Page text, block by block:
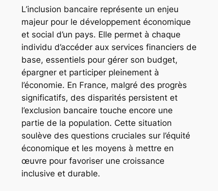
L’inclusion bancaire représente un enjeu
majeur pour le développement économique
et social d’un pays. Elle permet à chaque
individu d’accéder aux services financiers de
base, essentiels pour gérer son budget,
épargner et participer pleinement à
l’économie. En France, malgré des progrès
significatifs, des disparités persistent et
l’exclusion bancaire touche encore une
partie de la population. Cette situation
soulève des questions cruciales sur l’équité
économique et les moyens à mettre en
œuvre pour favoriser une croissance
inclusive et durable.